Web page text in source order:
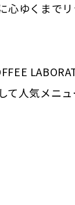
ゆくまで
て人気メニ